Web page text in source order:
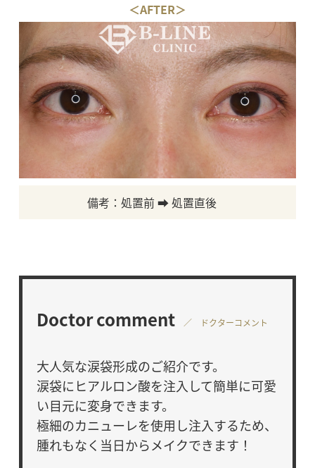
＜AFTER＞
備考：処置前 ➡ 処置直後
Doctor comment ／ ドクターコメント
大人気な涙袋形成のご紹介です。
涙袋にヒアルロン酸を注入して簡単に可愛
い目元に変身できます。
極細のカニューレを使用し注入するため、
腫れもなく当日からメイクできます！